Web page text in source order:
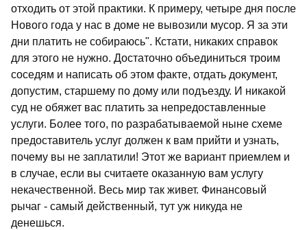
отходить от этой практики. К примеру, четыре дня после
Нового года у нас в доме не вывозили мусор. Я за эти
дни платить не собираюсь". Кстати, никаких справок
для этого не нужно. Достаточно объединиться троим
соседям и написать об этом факте, отдать документ,
допустим, старшему по дому или подъезду. И никакой
суд не обяжет вас платить за непредоставленные
услуги. Более того, по разрабатываемой ныне схеме
предоставитель услуг должен к вам прийти и узнать,
почему вы не заплатили! Этот же вариант приемлем и
в случае, если вы считаете оказанную вам услугу
некачественной. Весь мир так живет. Финансовый
рычаг - самый действенный, тут уж никуда не
денешься.